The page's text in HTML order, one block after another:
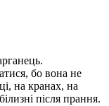
бо вона не
на кранах, на
після прання.